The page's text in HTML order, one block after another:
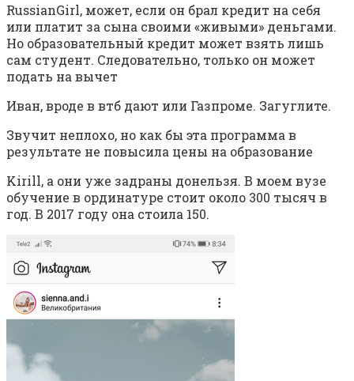
RussianGirl, может, если он брал кредит на себя
или платит за сына своими «живыми» деньгами.
Но образовательный кредит может взять лишь
сам студент. Следовательно, только он может
подать на вычет
Иван, вроде в втб дают или Газпроме. Загуглите.
Звучит неплохо, но как бы эта программа в
результате не повысила цены на образование
Kirill, а они уже задраны донельзя. В моем вузе
обучение в ординатуре стоит около 300 тысяч в
год. В 2017 году она стоила 150.